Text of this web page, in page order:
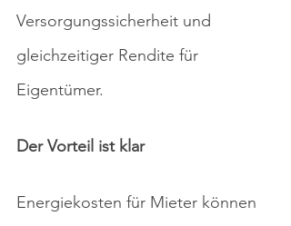
Versorgungssicherheit und
gleichzeitiger Rendite für
Eigentümer.
Der Vorteil ist klar
Energiekosten für Mieter können